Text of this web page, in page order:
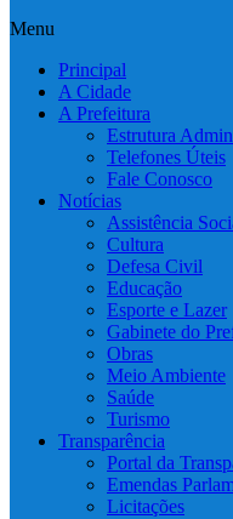
Menu
Principal
A Cidade
A Prefeitura
Estrutura
Telefones Úteis
Fale Conosco
Notícias
Assistência
Cultura
Defesa Civil
Educação
Esporte e Lazer
Gabinete do
Obras
Meio Ambiente
Saúde
Turismo
Transparência
Portal da
Emendas
Licitações